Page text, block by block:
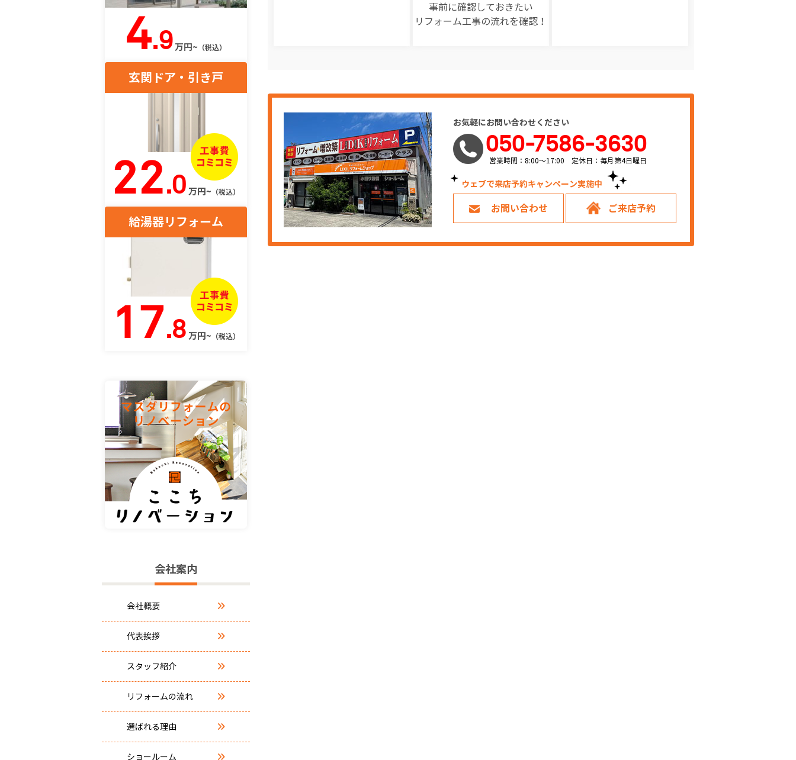
事前に確認しておきたい
リフォーム工事の流れを確認！
お気軽にお問い合わせください
050-7586-3630
営業時間：8:00～17:00 定休日：毎月第4日曜日
ウェブで来店予約キャンペーン実施中！
お問い合わせ ご来店予約
4.9万円~ （税込）
玄関ドア・引き戸
22.0 万円~ （税込）
給湯器リフォーム
17.8 万円~ （税込）
会社案内
会社概要
代表挨拶
スタッフ紹介
リフォームの流れ
選ばれる理由
ショールーム